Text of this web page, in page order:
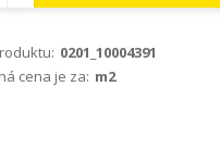
0201_10004391
cena je za: m2